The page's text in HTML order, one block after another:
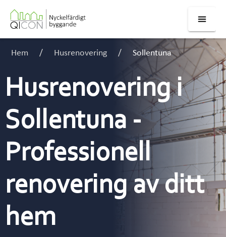
Hem Husrenovering Sollentuna
Husrenovering i
Sollentuna -
Professionell
renovering av ditt
hem